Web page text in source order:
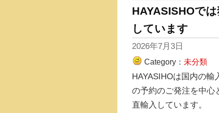
HAYASISHOで
しています
2026年7月3日
Category： 未分類
HAYASIHOは国内の
の予約のご発注を中心
直輸入しています。